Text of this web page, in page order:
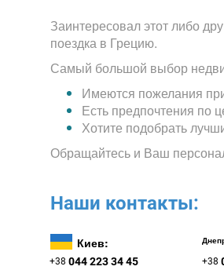
Заинтересовал этот либо
поездка в Грецию.
Самый большой выбор
Имеются пожелания
Есть предпочтения по
Хотите подобрать
Обращайтесь и Ваш
Наши контакты:
Киев:
+38 044 223 34 45 +38